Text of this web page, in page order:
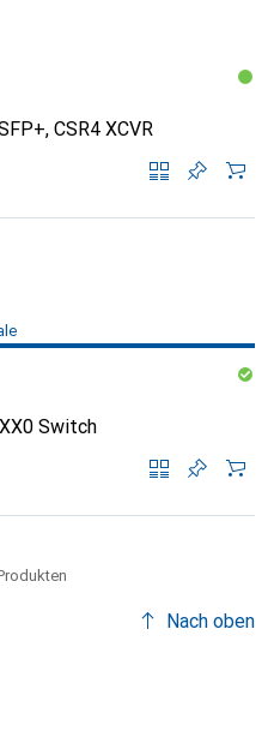
CSR4 XCVR
Switch
Nach oben